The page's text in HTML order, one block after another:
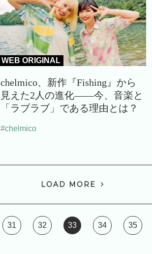
WEB ORIGINAL
chelmico、新作『Fishing』から
見えた2人の進化――今、音楽と
「ラブラブ」である理由とは？
#chelmico
LOAD MORE
31 32 33 34 35